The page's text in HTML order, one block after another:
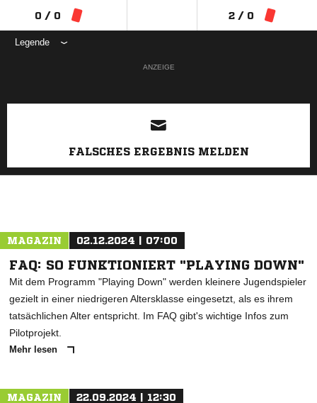
0 / 0 2 / 0
Legende
ANZEIGE
FALSCHES ERGEBNIS MELDEN
MAGAZIN 02.12.2024 | 07:00
FAQ: SO FUNKTIONIERT "PLAYING DOWN"
Mit dem Programm "Playing Down" werden kleinere Jugendspieler
gezielt in einer niedrigeren Altersklasse eingesetzt, als es ihrem
tatsächlichen Alter entspricht. Im FAQ gibt's wichtige Infos zum
Pilotprojekt.
Mehr lesen
MAGAZIN 22.09.2024 | 12:30